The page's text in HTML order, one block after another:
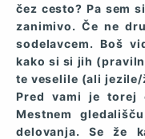
čez cesto? Pa sem
zanimivo. Če ne
sodelavcem. Boš
kako si si jih
te veselile (ali
Pred vami je torej
Mestnem
delovanja. Se že